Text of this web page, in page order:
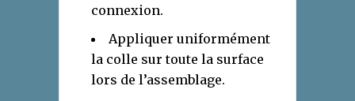
connexion.
Appliquer uniformément
la colle sur toute la surface
lors de l’assemblage.